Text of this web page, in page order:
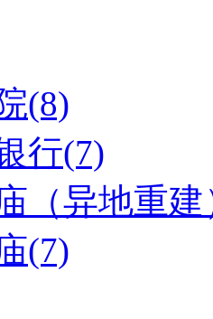
(8)
行(7)
（异地重建
(7)